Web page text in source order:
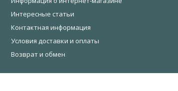
Интересные статьи
Контактная информация
Условия доставки и оплаты
Возврат и обмен